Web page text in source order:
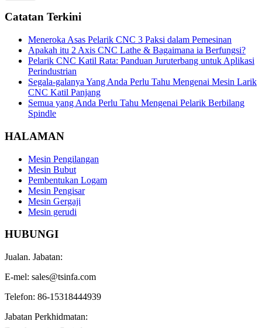
Catatan Terkini
Meneroka Asas Pelarik CNC 3 Paksi dalam Pemesinan
Apakah itu 2 Axis CNC Lathe & Bagaimana ia Berfungsi?
Pelarik CNC Katil Rata: Panduan Juruterbang untuk Aplikasi
Perindustrian
Segala-galanya Yang Anda Perlu Tahu Mengenai Mesin Larik
CNC Katil Panjang
Semua yang Anda Perlu Tahu Mengenai Pelarik Berbilang
Spindle
HALAMAN
Mesin Pengilangan
Mesin Bubut
Pembentukan Logam
Mesin Pengisar
Mesin Gergaji
Mesin gerudi
HUBUNGI
Jualan. Jabatan:
E-mel: sales@tsinfa.com
Telefon: 86-15318444939
Jabatan Perkhidmatan: